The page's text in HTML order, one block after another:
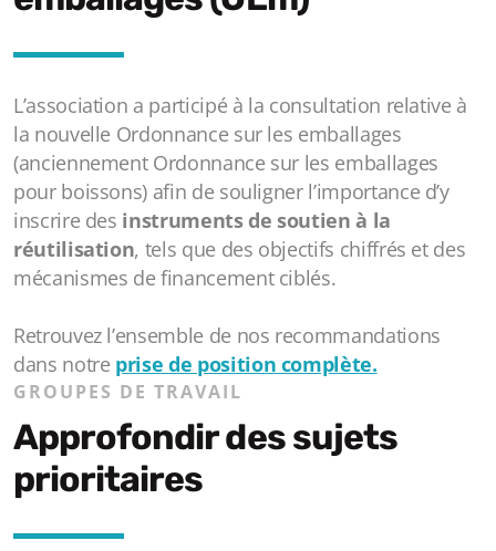
L’association a participé à la consultation relative à
la nouvelle Ordonnance sur les emballages
(anciennement Ordonnance sur les emballages
pour boissons) afin de souligner l’importance d’y
inscrire des instruments de soutien à la
réutilisation, tels que des objectifs chiffrés et des
mécanismes de financement ciblés.
Retrouvez l’ensemble de nos recommandations
dans notre prise de position complète.
GROUPES DE TRAVAIL
Approfondir des sujets
prioritaires